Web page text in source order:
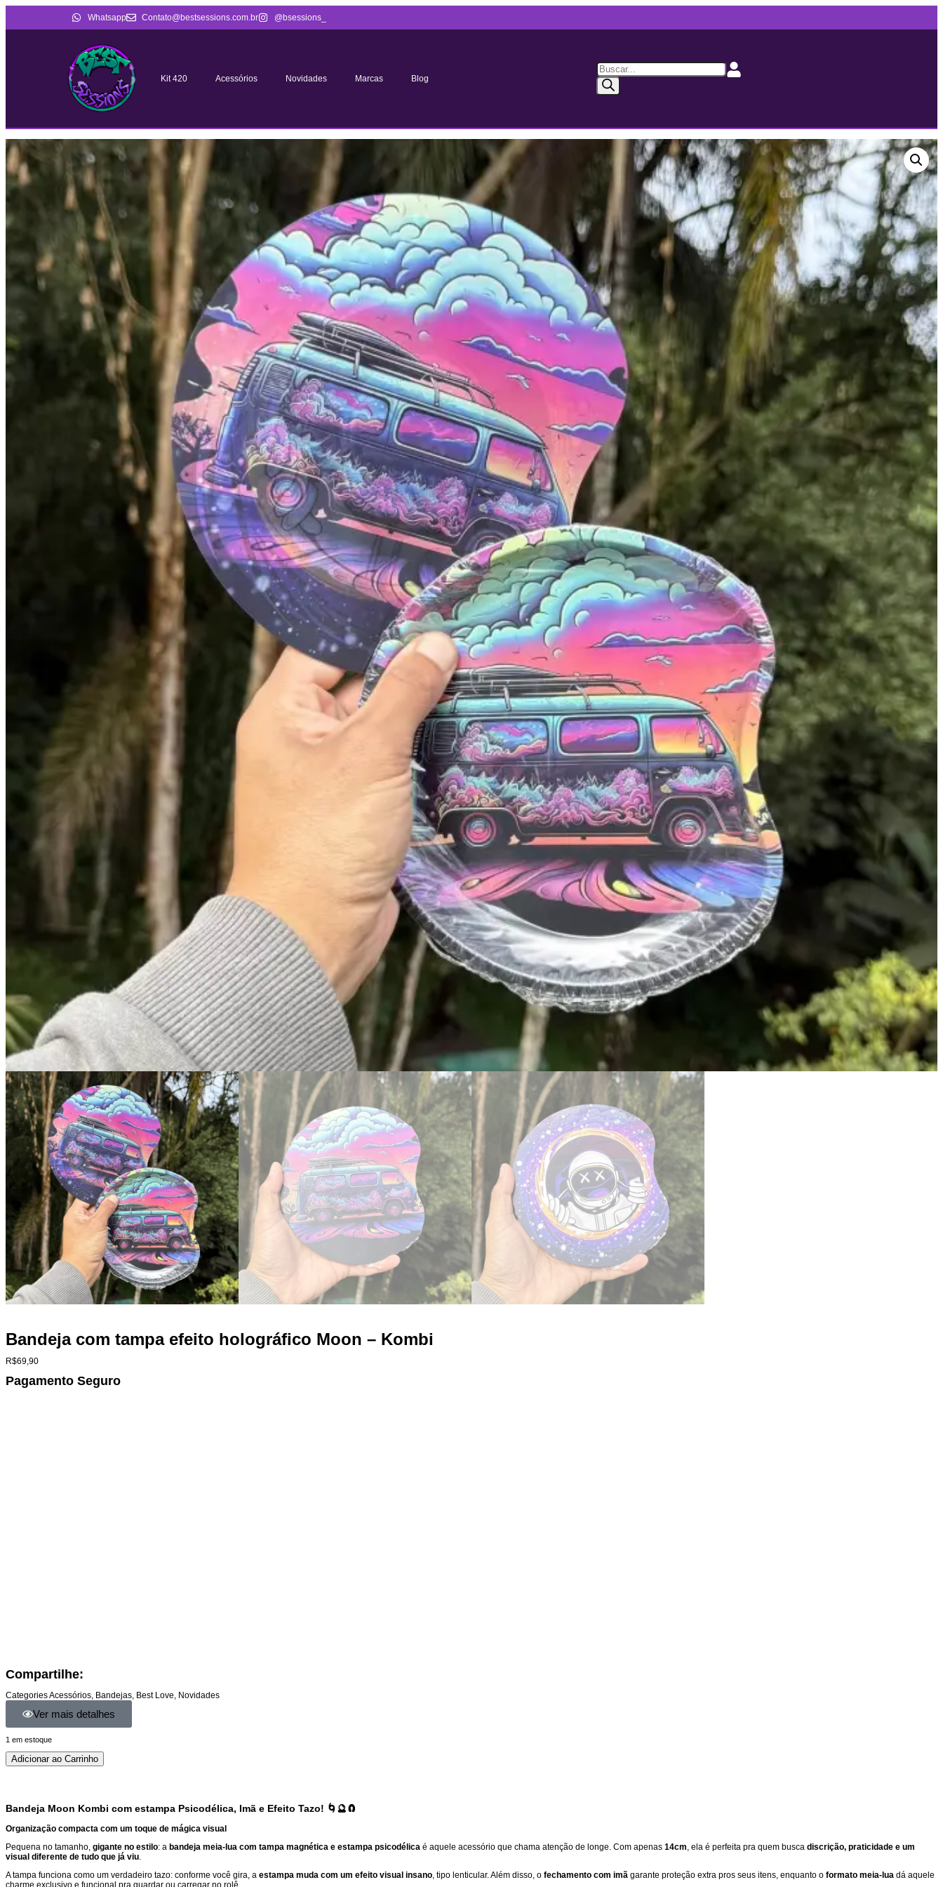
Whatsapp Contato@bestsessions.com.br @bsessions_
Kit 420 Acessórios Novidades Marcas Blog
Bandeja com tampa efeito holográfico Moon – Kombi
R$69,90
Pagamento Seguro
Compartilhe:
CategoriesAcessórios, Bandejas, Best Love, Novidades
Ver mais detalhes
1 em estoque
Adicionar ao Carrinho
Bandeja Moon Kombi com estampa Psicodélica, Imã e Efeito Tazo! 🌀🔮🧲
Organização compacta com um toque de mágica visual
Pequena no tamanho, gigante no estilo: a bandeja meia-lua com tampa magnética e estampa psicodélica é aquele acessório que chama atenção de longe. Com apenas 14cm, ela é perfeita pra quem busca discrição, praticidade e um
visual diferente de tudo que já viu.
A tampa funciona como um verdadeiro tazo: conforme você gira, a estampa muda com um efeito visual insano, tipo lenticular. Além disso, o fechamento com imã garante proteção extra pros seus itens, enquanto o formato meia-lua dá aquele
charme exclusivo e funcional pra guardar ou carregar no rolê.